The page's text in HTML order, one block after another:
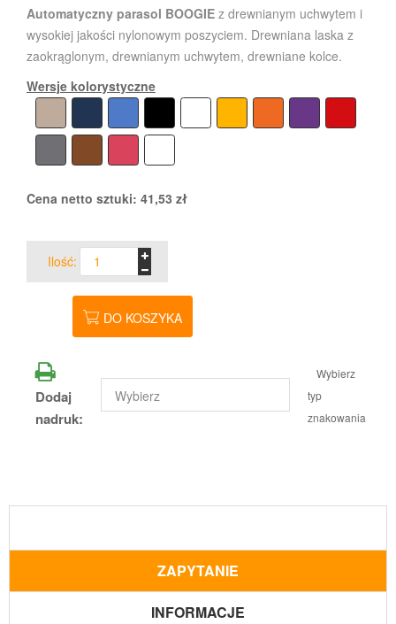
Automatyczny parasol BOOGIE z drewnianym uchwytem i
wysokiej jakości nylonowym poszyciem. Drewniana laska z
zaokrąglonym, drewnianym uchwytem, drewniane kolce.
Wersje kolorystyczne
Cena netto sztuki: 41,53 zł
Ilość:
DO KOSZYKA
Dodaj
nadruk:
Wybierz
typ
znakowania
ZAPYTANIE
INFORMACJE